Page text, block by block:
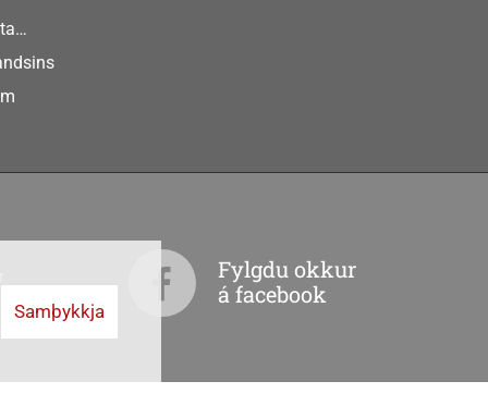
Fylgdu okkur
á facebook
Samþykkja